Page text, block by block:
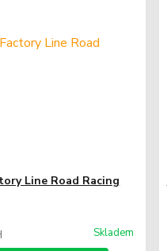
Line Road Racing
Skladem